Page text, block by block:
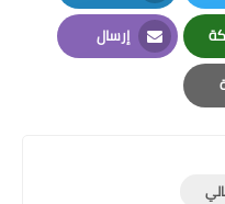
LinkedIn
إرسال
Email